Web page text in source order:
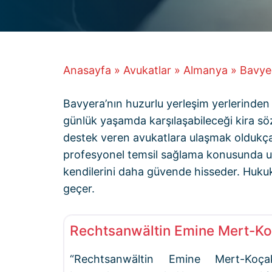
Anasayfa » Avukatlar » Almanya »
Bavyera’nın huzurlu yerleşim
günlük yaşamda karşılaşabileceği kira
destek veren avukatlara ulaşmak
profesyonel temsil sağlama konusunda
kendilerini daha güvende hisseder.
geçer.
Rechtsanwältin Emine Mert-
“Rechtsanwältin Emine Mert-